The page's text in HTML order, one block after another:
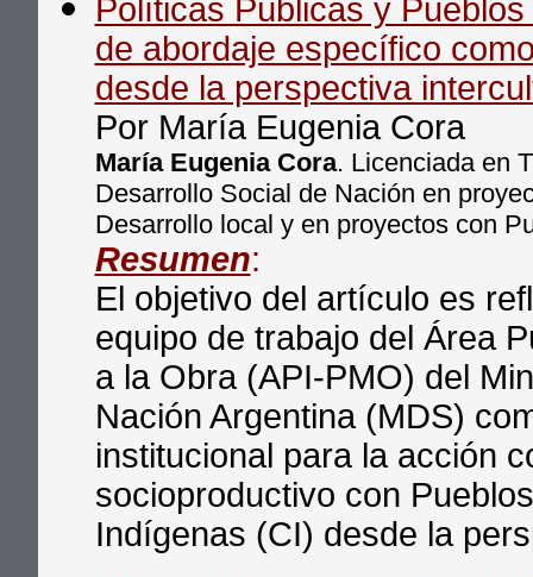
Políticas Públicas y
de abordaje específico
desde la perspectiva
Por María Eugenia Cora
María Eugenia Cora. Licenciada en
Desarrollo Social de Nación en
Desarrollo local y en proyectos con
Resumen:
El objetivo del artículo es
equipo de trabajo del Área
a la Obra (API-PMO) del
Nación Argentina (MDS)
institucional para la acción
socioproductivo con
Indígenas (CI) desde la